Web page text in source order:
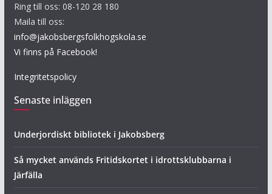
Ring till oss: 08-120 28 180
Maila till oss:
info@jakobsbergsfolkhogskola.se
Vi finns på Facebook!
Integritetspolicy
Senaste inläggen
Underjordiskt bibliotek i Jakobsberg
Så mycket används Fritidskortet i idrottsklubbarna i
Järfälla